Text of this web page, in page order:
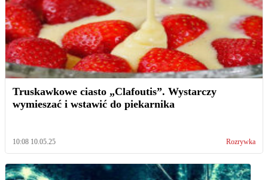
Truskawkowe ciasto „Clafoutis”. Wystarczy
wymieszać i wstawić do piekarnika
10:08 10.05.25 Rozrywka